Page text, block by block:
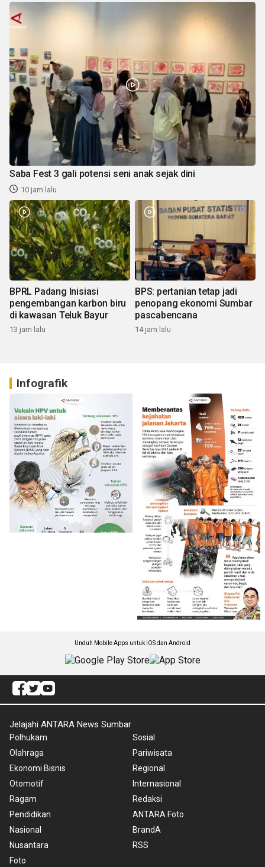
Saba Fest 3 gali potensi seni anak sejak dini
10 jam lalu
BPRL Padang Inisiasi
pengembangan karbon biru
di kawasan Teluk Bayur
13 jam lalu
BPS: pertanian tetap jadi
penopang ekonomi Sumbar
pascabencana
14 jam lalu
Infografik
Unduh Mobile Apps untuk iOS dan Android
Jelajahi ANTARA News Sumbar
Polhukam
Olahraga
Ekonomi Bisnis
Otomotif
Ragam
Pendidikan
Nasional
Nusantara
Foto
Sosial
Pariwisata
Regional
Internasional
Redaksi
ANTARA Foto
BrandA
RSS